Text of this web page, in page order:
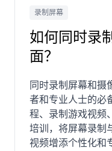
录制屏幕
如何同时录
面？
同时录制屏幕和摄
者和专业人士的必
程、录制游戏视频
培训，将屏幕录制
视频增添个性化